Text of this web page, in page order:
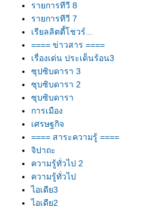
รายการทีวี 8
รายการทีวี 7
เรียลลิตตี้โชวร์...
==== ข่าวสาร ====
เรื่องเด่น ประเด็นร้อน3
ซุปซิบดารา 3
ซุบซิบดารา 2
ซุบซิบดารา
การเมือง
เศรษฐกิจ
==== สาระความรู้ ====
จิปาถะ
ความรู้ทั่วไป 2
ความรู้ทั่วไป
ไอเดีย3
ไอเดีย2